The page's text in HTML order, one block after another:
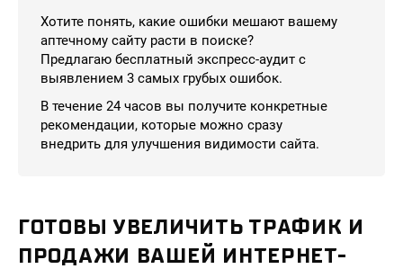
Хотите понять, какие ошибки мешают вашему
аптечному сайту расти в поиске?
Предлагаю бесплатный экспресс-аудит с
выявлением 3 самых грубых ошибок.
В течение 24 часов вы получите конкретные
рекомендации, которые можно сразу
внедрить для улучшения видимости сайта.
ГОТОВЫ УВЕЛИЧИТЬ ТРАФИК И
ПРОДАЖИ ВАШЕЙ ИНТЕРНЕТ-